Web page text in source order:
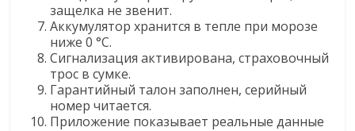
защелка не звенит.
Аккумулятор хранится в тепле при морозе
ниже 0 °C.
Сигнализация активирована, страховочный
трос в сумке.
Гарантийный талон заполнен, серийный
номер читается.
Приложение показывает реальные данные